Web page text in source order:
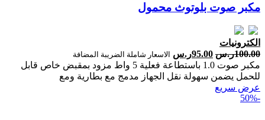
مكبر صوت بلوتوث محمول
الكترونيات
100.00ر.س 95.00ر.س الاسعار شاملة الضريبة المضافة
مكبر صوت 1.0 باستطاعة فعلية 5 واط مزود بمقبض خاص قابل
للحمل يضمن سهولة نقل الجهاز مدمج مع بطارية ومع
عرض سريع
-50%